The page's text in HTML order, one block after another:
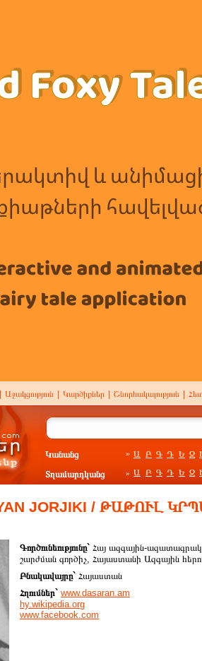
Աջակցություն Կարծիքներ Շնորհակալություն
Կանանց » Ա Բ Գ Դ Ե Զ
Տղամարդկանց » Ա Բ Գ Դ Ե Զ
JORJIKI / ԹԱԹՈՒԼ
Գործունեությունը` Հայ ազգային-
շարժման գործիչ, Հայաստանի Ազգային
Բնակավայրը` Հայաստան
Հղումներ` www.dasaran.am
hy.wikipedia.org
www.facebook.com